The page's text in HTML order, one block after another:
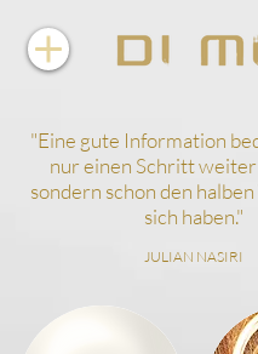
"Eine gute Information
nur einen Schritt weiter
sondern schon den
sich haben."
JULIAN NASIRI